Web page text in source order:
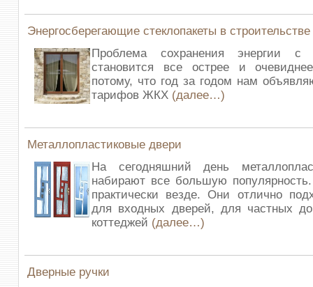
Энергосберегающие стеклопакеты в строительстве
Проблема сохранения энергии с
становится все острее и
потому, что год за годом нам
тарифов ЖКХ (далее…)
Металлопластиковые двери
На сегодняшний день
набирают все большую
практически везде. Они отлично
для входных дверей, для частных
коттеджей (далее…)
Дверные ручки